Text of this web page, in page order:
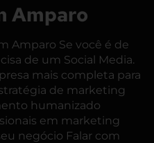
Amparo
Amparo Se você é de
de um Social Media.
mais completa para
de marketing
humanizado
em marketing
negócio Falar com